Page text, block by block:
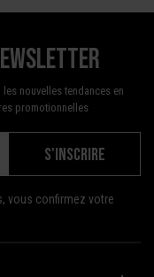
nouvelles tendances en
promotionnelles
S'INSCRIRE
vous confirmez votre